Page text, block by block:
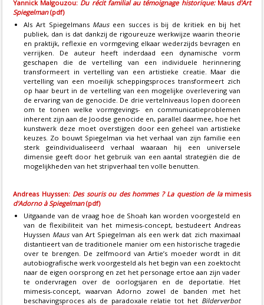
Yannick Malgouzou: Du récit familial au témoignage historique: Maus d'Art
Spiegelman(pdf)
Als Art Spiegelmans Maus een succes is bij de kritiek en bij het
publiek, dan is dat dankzij de rigoureuze werkwijze waarin theorie
en praktijk, reflexie en vormgeving elkaar wederzijds bevragen en
verrijken. De auteur heeft inderdaad een dynamische vorm
geschapen die de vertelling van een individuele herinnering
transformeert in vertelling van een artistieke creatie. Maar die
vertelling van een moeilijk scheppingsproces transformeert zich
op haar beurt in de vertelling van een mogelijke overlevering van
de ervaring van de genocide. De drie vertelniveaus lopen dooreen
om te tonen welke vormgevings- en communicatieproblemen
inherent zijn aan de Joodse genocide en, parallel daarmee, hoe het
kunstwerk deze moet overstijgen door een geheel van artistieke
keuzes. Zo bouwt Spiegelman via het verhaal van zijn familie een
sterk geïndividualiseerd verhaal waaraan hij een universele
dimensie geeft door het gebruik van een aantal strategiën die de
mogelijkheden van het stripverhaal ten volle benutten.
Andreas Huyssen: Des souris ou des hommes ? La question de la mimesis
d'Adorno à Spiegelman(pdf)
Uitgaande van de vraag hoe de Shoah kan worden voorgesteld en
van de flexibiliteit van het mimesis-concept, bestudeert Andreas
Huyssen Maus van Art Spiegelman als een werk dat zich maximaal
distantieert van de traditionele manier om een historische tragedie
over te brengen. De zelfmoord van Artie’s moeder wordt in dit
autobiografische werk voorgesteld als het begin van een zoektocht
naar de eigen oorsprong en zet het personage ertoe aan zijn vader
te ondervragen over de oorlogsjaren en de deportatie. Het
mimesis-concept, waarvan Adorno zowel de banden met het
beschavingsproces als de paradoxale relatie tot het Bilderverbot